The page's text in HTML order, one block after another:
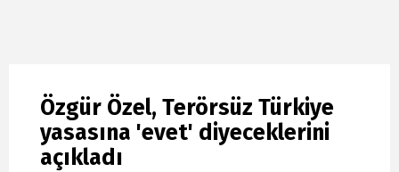
Özgür Özel, Terörsüz Türkiye
yasasına 'evet' diyeceklerini
açıkladı